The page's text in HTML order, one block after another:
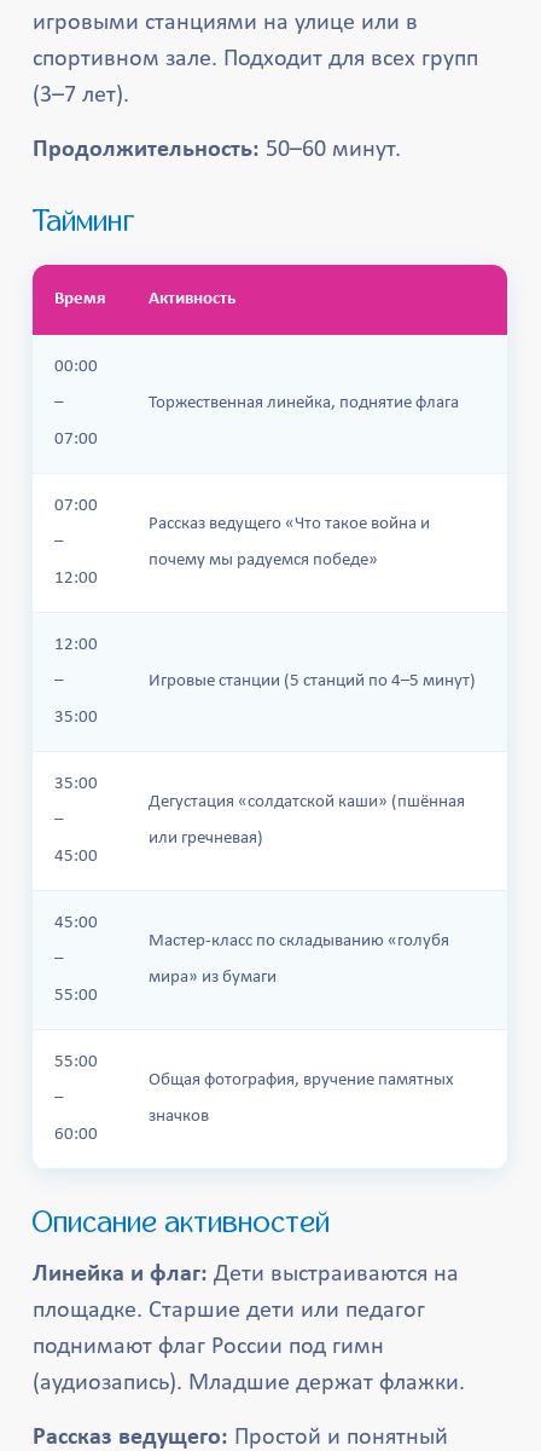
игровыми станциями на улице или в
спортивном зале. Подходит для всех групп
(3–7 лет).
Продолжительность: 50–60 минут.
Тайминг
Время Активность
00:00
–
07:00
Торжественная линейка, поднятие флага
07:00
–
12:00
Рассказ ведущего «Что такое война и
почему мы радуемся победе»
12:00
–
35:00
Игровые станции (5 станций по 4–5 минут)
35:00
–
45:00
Дегустация «солдатской каши» (пшённая
или гречневая)
45:00
–
55:00
Мастер-класс по складыванию «голубя
мира» из бумаги
55:00
–
60:00
Общая фотография, вручение памятных
значков
Описание активностей
Линейка и флаг: Дети выстраиваются на
площадке. Старшие дети или педагог
поднимают флаг России под гимн
(аудиозапись). Младшие держат флажки.
Рассказ ведущего: Простой и понятный